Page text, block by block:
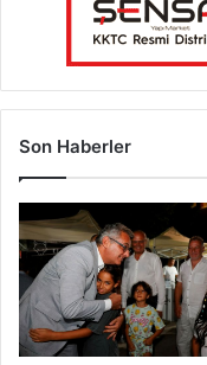
Son Haberler